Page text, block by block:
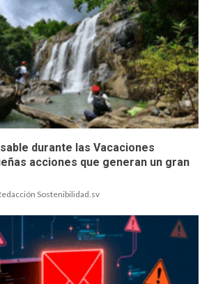
durante las Vacaciones
acciones que generan un gran
Sostenibilidad.sv